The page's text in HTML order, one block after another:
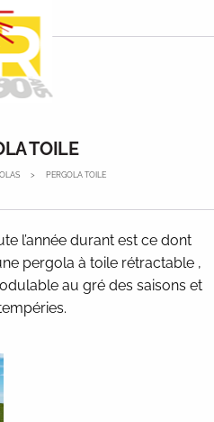
TOILE
PERGOLA TOILE
l’année durant est ce dont
pergola à toile rétractable ,
au gré des saisons et